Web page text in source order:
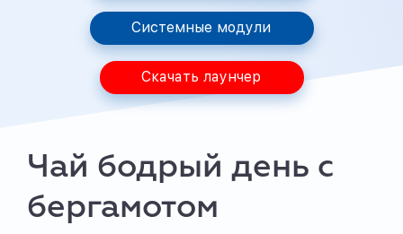
Системные модули
Скачать лаунчер
Чай бодрый день с
бергамотом